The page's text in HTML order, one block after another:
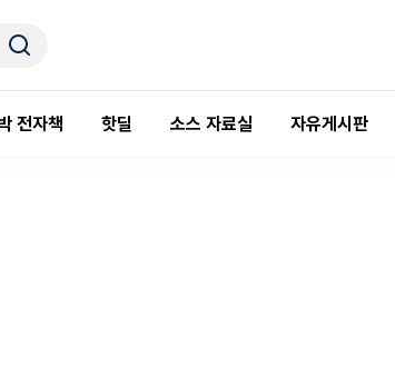
전자책 핫딜 소스 자료실 자유게시판